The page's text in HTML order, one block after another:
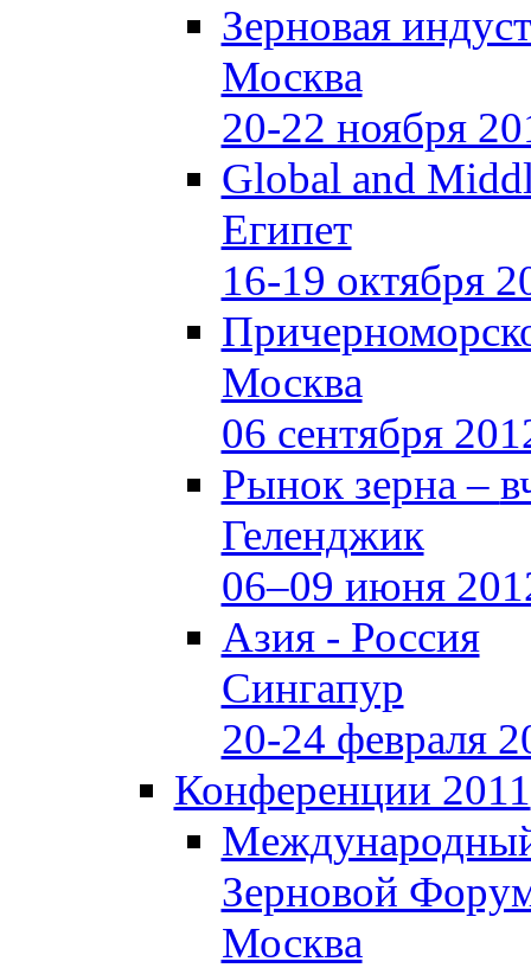
Зерновая
Москва
20-22 ноября
Global and
Египет
16-19 октября
Москва
06 сентября
Рынок зерна –
Геленджик
06–09 июня
Азия - Россия
Сингапур
20-24 февраля
Конференции 2011
Зерновой
Москва